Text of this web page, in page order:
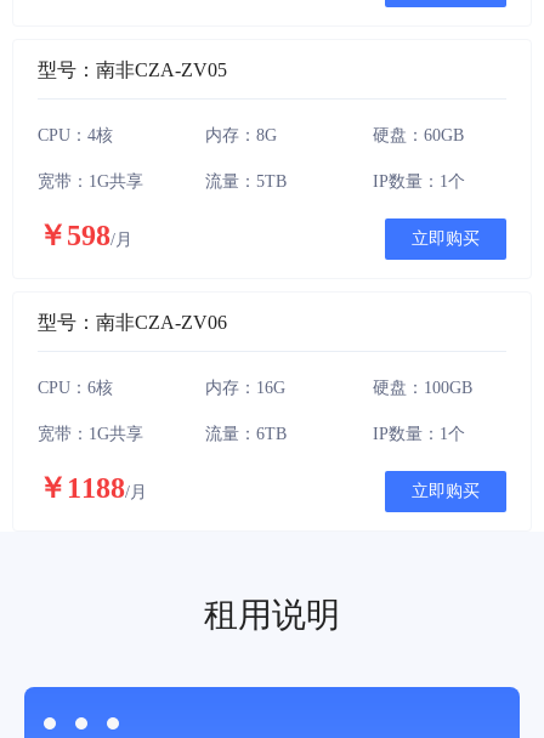
型号：南非CZA-ZV05
CPU：4核 内存：8G 硬盘：60GB
宽带：1G共享 流量：5TB IP数量：1个
￥598/月 立即购买
型号：南非CZA-ZV06
CPU：6核 内存：16G 硬盘：100GB
宽带：1G共享 流量：6TB IP数量：1个
￥1188/月 立即购买
租用说明